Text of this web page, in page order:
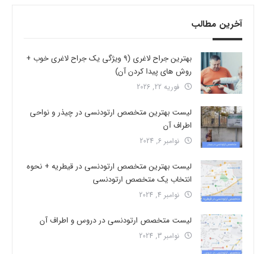
آخرین مطالب
بهترین جراح لاغری (9 ویژگی یک جراح لاغری خوب +
روش های پیدا کردن آن)
فوریه 22, 2026
لیست بهترین متخصص ارتودنسی در چیذر و نواحی
اطراف آن
نوامبر 6, 2024
لیست بهترین متخصص ارتودنسی در قیطریه + نحوه
انتخاب یک متخصص ارتودنسی
نوامبر 4, 2024
لیست متخصص ارتودنسی در دروس و اطراف آن
نوامبر 3, 2024